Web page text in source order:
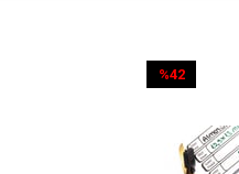
%42
%42İndirim